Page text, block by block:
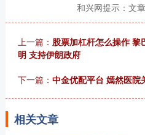
和兴网提示：文
上一篇： 股票加杠杆怎么操作
明 支持伊朗政府
下一篇： 中金优配平台 嫣然医院
相关文章